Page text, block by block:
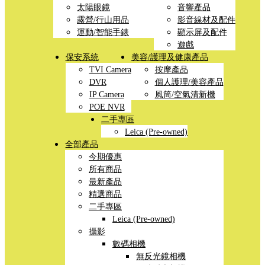
太陽眼鏡
露營/行山用品
運動/智能手錶
音響產品
影音線材及配件
顯示屏及配件
遊戲
保安系統
TVI Camera
DVR
IP Camera
POE NVR
美容/護理及健康產品
按摩產品
個人護理/美容產品
風筒/空氣清新機
二手專區
Leica (Pre-owned)
全部產品
今期優惠
所有商品
最新產品
精選商品
二手專區
Leica (Pre-owned)
攝影
數碼相機
無反光鏡相機